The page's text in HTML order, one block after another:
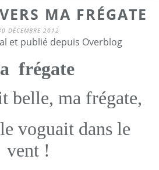
MA FRÉGATE
DÉCEMBRE 2012
et publié depuis Overblog
frégate
belle, ma frégate,
voguait dans le
vent !